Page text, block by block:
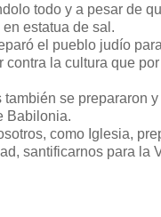
todo y a pesar de
estatua de sal.
el pueblo judío
contra la cultura que
se prepararon y
Babilonia.
como Iglesia,
santificarnos para la